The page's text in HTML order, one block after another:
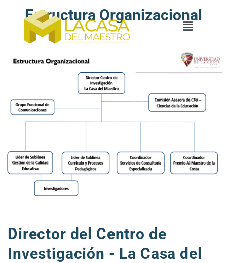
Estructura Organizacional
Director del Centro de
Investigación - La Casa del